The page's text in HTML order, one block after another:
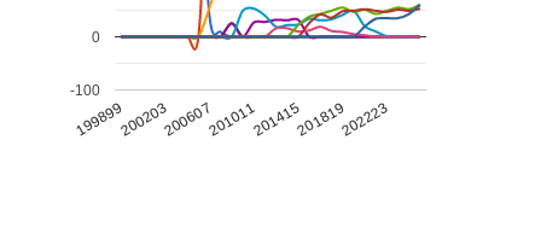
199899200203200607201011201415201819202223
-100
0